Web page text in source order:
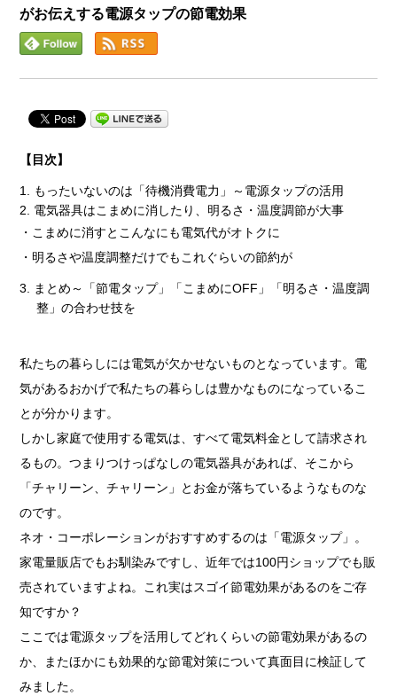
がお伝えする電源タップの節電効果
【目次】
もったいないのは「待機消費電力」～電源タップの活用
電気器具はこまめに消したり、明るさ・温度調節が大事
・こまめに消すとこんなにも電気代がオトクに
・明るさや温度調整だけでもこれぐらいの節約が
まとめ～「節電タップ」「こまめにOFF」「明るさ・温度調
整」の合わせ技を
私たちの暮らしには電気が欠かせないものとなっています。電
気があるおかげで私たちの暮らしは豊かなものになっているこ
とが分かります。
しかし家庭で使用する電気は、すべて電気料金として請求され
るもの。つまりつけっぱなしの電気器具があれば、そこから
「チャリーン、チャリーン」とお金が落ちているようなものな
のです。
ネオ・コーポレーションがおすすめするのは「電源タップ」。
家電量販店でもお馴染みですし、近年では100円ショップでも販
売されていますよね。これ実はスゴイ節電効果があるのをご存
知ですか？
ここでは電源タップを活用してどれくらいの節電効果があるの
か、またほかにも効果的な節電対策について真面目に検証して
みました。